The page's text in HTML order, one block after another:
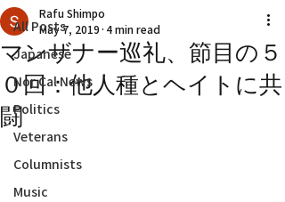
All Posts
Japanese
Nor Cal News
Politics
Veterans
Columnists
Music
マンザナー巡礼、節目の５
０回：他人種とヘイトに共
闘
Rafu Shimpo
May 7, 2019 4 min read